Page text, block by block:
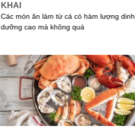
KHAI
Các món ăn làm từ cá có hàm lượng dinh
dưỡng cao mà không quá